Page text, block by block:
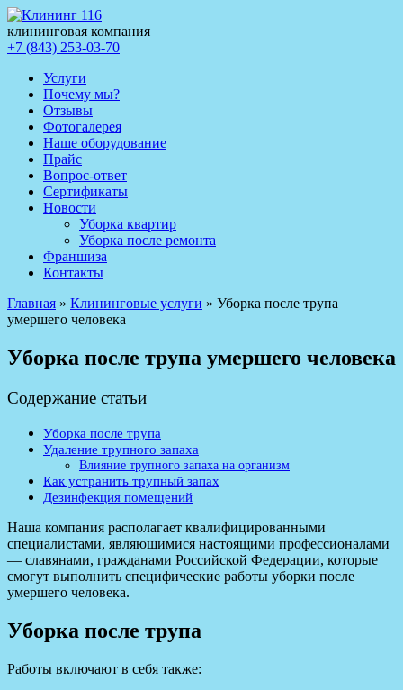
клининговая компания
+7 (843) 253-03-70
Услуги
Почему мы?
Отзывы
Фотогалерея
Наше оборудование
Прайс
Вопрос-ответ
Сертификаты
Новости
Уборка квартир
Уборка после ремонта
Франшиза
Контакты
Главная » Клининговые услуги » Уборка после трупа
умершего человека
Уборка после трупа умершего человека
Содержание статьи
Уборка после трупа
Удаление трупного запаха
Влияние трупного запаха на организм
Как устранить трупный запах
Дезинфекция помещений
Наша компания располагает квалифицированными
специалистами, являющимися настоящими профессионалами
— славянами, гражданами Российской Федерации, которые
смогут выполнить специфические работы уборки после
умершего человека.
Уборка после трупа
Работы включают в себя также: